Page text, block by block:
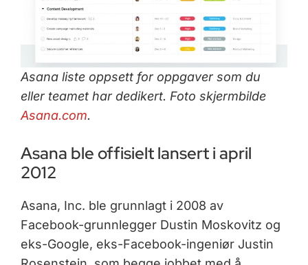
Asana liste oppsett for oppgaver som du
eller teamet har dedikert. Foto skjermbilde
Asana.com.
Asana ble offisielt lansert i april
2012
Asana, Inc. ble grunnlagt i 2008 av
Facebook-grunnlegger Dustin Moskovitz og
eks-Google, eks-Facebook-ingeniør Justin